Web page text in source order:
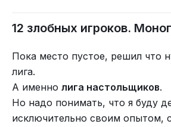
12 злобных игроков.
Пока место пустое, решил что
лига.
А именно лига настольщиков.
Но надо понимать, что я буду
исключительно своим опытом,